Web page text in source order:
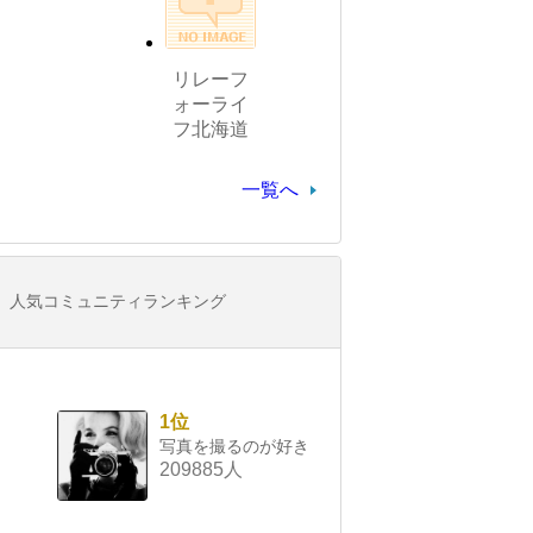
リレーフ
ォーライ
フ北海道
一覧へ
人気コミュニティランキング
1位
写真を撮るのが好き
209885人